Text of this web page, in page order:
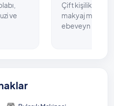
ve
Çift kişilik yatak,
makyaj masası,
ebeveyn banyo